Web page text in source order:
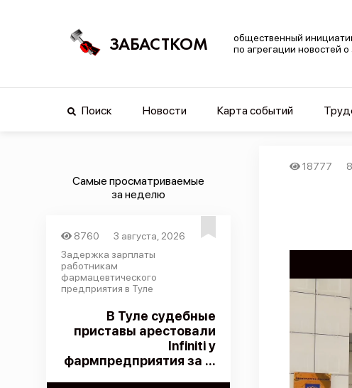
ЗАБАСТКОМ
общественный
по агрегации новостей
Поиск Новости Карта событий
Самые просматриваемые
за неделю
8760
3 августа, 2026
Задержка зарплаты
работникам
фармацевтического
предприятия в Туле
В Туле судебные
приставы арестовали
Infiniti у
фармпредприятия за ...
18777